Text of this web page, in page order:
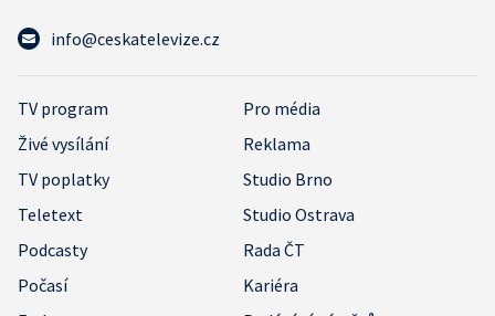
info@ceskatelevize.cz
TV program
Pro média
Živé vysílání
Reklama
TV poplatky
Studio Brno
Teletext
Studio Ostrava
Podcasty
Rada ČT
Počasí
Kariéra